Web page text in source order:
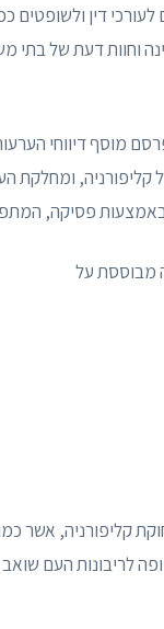
דין
וחוות דעת של בתי
מוסף דיווחי
קליפורניה,
באמצעות פסיקה,
מבוססת על
קליפורניה, אשר
לריבונות העם